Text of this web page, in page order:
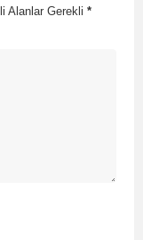
Alanlar Gerekli *